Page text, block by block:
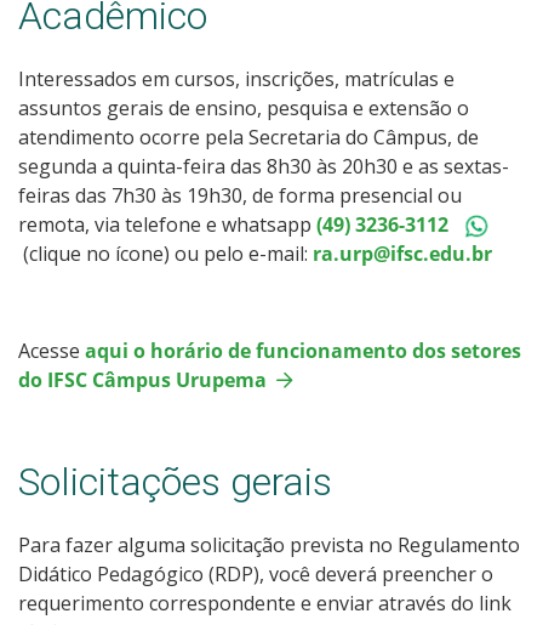
Registro Acadêmico
Páginas dos cursos
Estágio
Formaturas
Oportunidades
Sistemas Acadêmicos
Acadêmico
Interessados em cursos, inscrições, matrículas e
assuntos gerais de ensino, pesquisa e extensão o
atendimento ocorre pela Secretaria do Câmpus, de
segunda a quinta-feira das 8h30 às 20h30 e as sextas-
feiras das 7h30 às 19h30, de forma presencial ou
remota, via telefone e whatsapp (49) 3236-3112
(clique no ícone) ou pelo e-mail: ra.urp@ifsc.edu.br
Acesse aqui o horário de funcionamento dos setores
do IFSC Câmpus Urupema
Solicitações gerais
Para fazer alguma solicitação prevista no Regulamento
Didático Pedagógico (RDP), você deverá preencher o
requerimento correspondente e enviar através do link